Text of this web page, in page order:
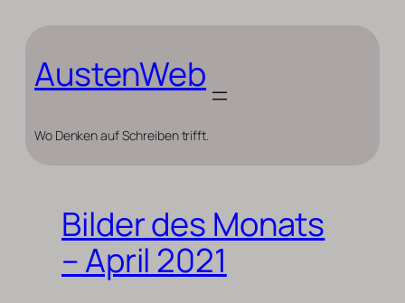
springen
AustenWeb
Wo Denken auf Schreiben trifft.
Bilder des Monats
– April 2021